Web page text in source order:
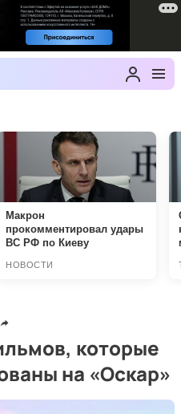
которые
на «Оскар»